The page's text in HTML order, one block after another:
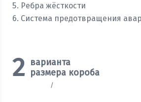
Ребра жёсткости
Система предотвращения
2 варианта
размера короба
/